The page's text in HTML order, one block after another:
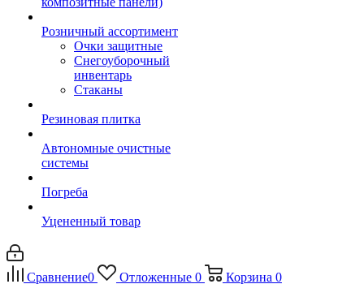
Розничный ассортимент
Очки защитные
Снегоуборочный
инвентарь
Стаканы
Резиновая плитка
Автономные очистные
системы
Погреба
Уцененный товар
Сравнение0 Отложенные 0 Корзина 0